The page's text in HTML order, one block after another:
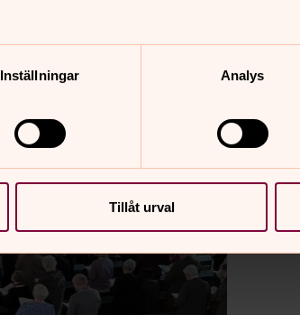
Inställningar Analys
Tillåt urval